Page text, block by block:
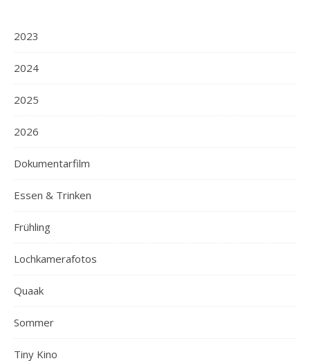
2023
2024
2025
2026
Dokumentarfilm
Essen & Trinken
Frühling
Lochkamerafotos
Quaak
Sommer
Tiny Kino